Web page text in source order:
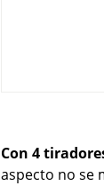
Con 4
aspecto no se